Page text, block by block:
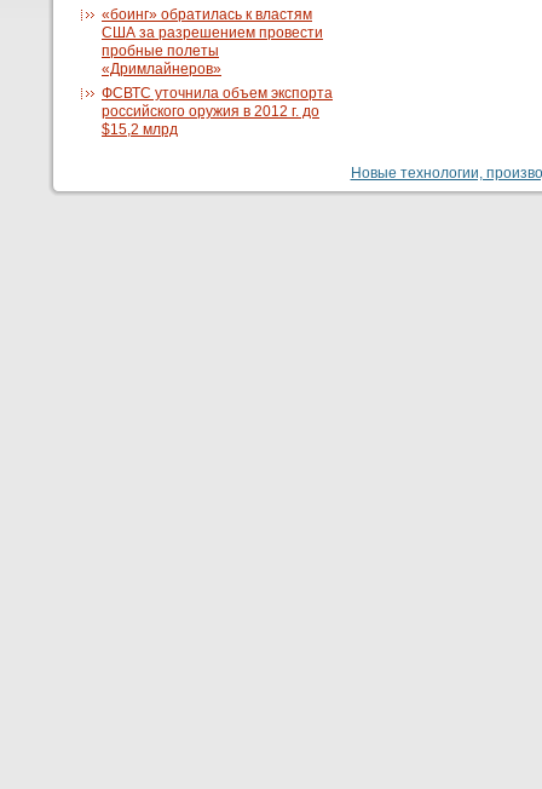
«боинг» обратилась к властям
США за разрешением провести
пробные полеты
«Дримлайнеров»
ФСВТС уточнила объем экспорта
российского оружия в 2012 г. до
$15,2 млрд
Новые технологии,